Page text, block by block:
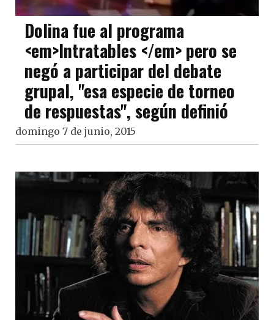
Dolina fue al programa
<em>Intratables </em> pero se
negó a participar del debate
grupal, "esa especie de torneo
de respuestas", según definió
domingo 7 de junio, 2015